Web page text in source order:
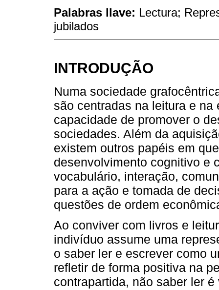
Palabras llave: Lectura;
jubilados
INTRODUÇÃO
Numa sociedade
são centradas na leitura e
capacidade de promover o
sociedades. Além da
existem outros papéis em
desenvolvimento cognitivo e
vocabulário, interação,
para a ação e tomada de
questões de ordem
Ao conviver com livros e
indivíduo assume uma
o saber ler e escrever como
refletir de forma positiva na
contrapartida, não saber ler